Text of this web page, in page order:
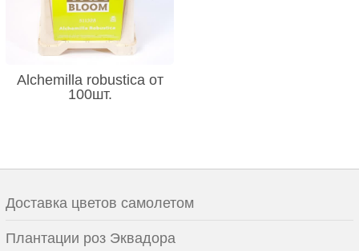
Alchemilla robustica от
100шт.
Доставка цветов самолетом
Плантации роз Эквадора